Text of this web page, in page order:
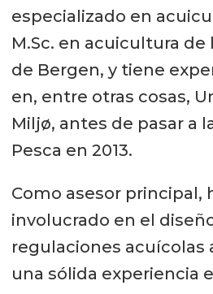
especializado en
M.Sc. en acuicultura de
de Bergen, y tiene
en, entre otras cosas,
Miljø, antes de pasar a
Pesca en 2013.
Como asesor principal,
involucrado en el
regulaciones acuícolas
una sólida experiencia